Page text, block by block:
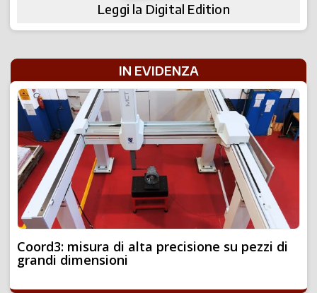
Leggi la Digital Edition
IN EVIDENZA
Coord3: misura di alta precisione su pezzi di
grandi dimensioni